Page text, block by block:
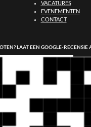
VACATURES
EVENEMENTEN
CONTACT
LAAT EEN GOOGLE-RECENSIE